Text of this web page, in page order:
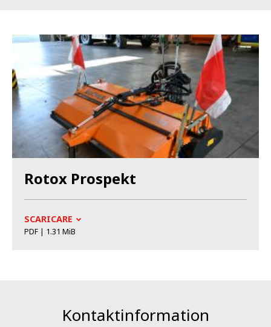
Rotox Prospekt
SCARICARE
PDF | 1.31 MiB
Kontaktinformation